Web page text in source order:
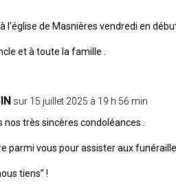
l’église de Masnières vendredi en début
et à toute la famille .
sur 15 juillet 2025 à 19 h 56 min
très sincères condoléances .
parmi vous pour assister aux
tiens” !